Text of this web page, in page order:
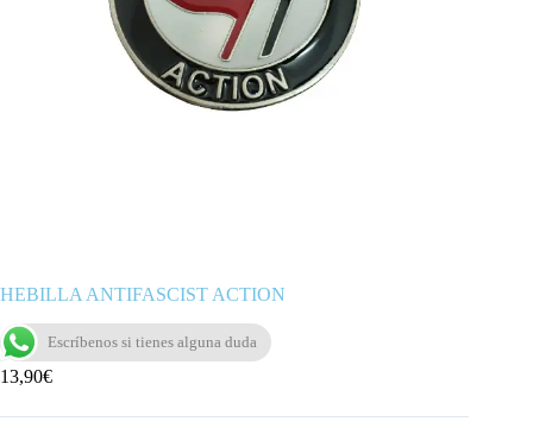
HEBILLA ANTIFASCIST ACTION
Escríbenos si tienes alguna duda
13,90€